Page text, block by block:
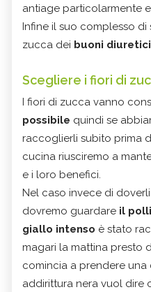
antiage particolarmente
Infine il suo complesso di
zucca dei buoni diuretici
Scegliere i fiori di
I fiori di zucca vanno
possibile quindi se
raccoglierli subito prima
cucina riusciremo a
e i loro benefici.
Nel caso invece di
dovremo guardare il
giallo intenso è stato
magari la mattina presto
comincia a prendere
addirittura nera vuol dire